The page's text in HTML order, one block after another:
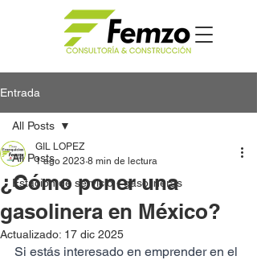
Entrada
All Posts
Estación de servicio - gasolineras
All Posts
¿Cómo poner una
gasolinera en México?
GIL LOPEZ
1 ago 2023 8 min de lectura
Actualizado: 17 dic 2025
​​Si estás interesado en emprender en el